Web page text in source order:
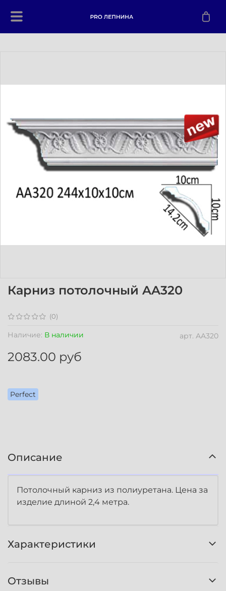
(0)
арт. AA320
Наличие: В наличии
Perfect
Карниз потолочный AA320
2083.00 руб
Описание
Потолочный карниз из полиуретана. Цена за
изделие длиной 2,4 метра.
Характеристики
Отзывы